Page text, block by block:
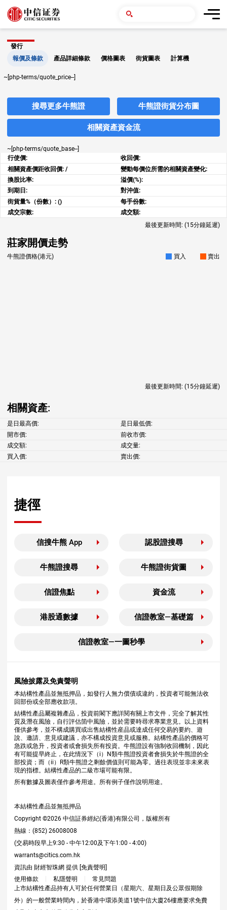
發行
報價及條款
產品詳細條款 價格圖表 街貨圖表 計算機
~[php-terms/quote_price--]
搜尋更多牛熊證 牛熊證街貨分布圖
相關資產資金流
~[php-terms/quote_base--]
行使價:
收回價:
相關資產價距收回價: /
變動每價位所需的相關資產變化:
換股比率:
溢價(%):
到期日:
對沖值:
街貨量%（份數）: ()
每手份數:
成交宗數:
成交額:
最後更新時間: (15分鐘延遲)
莊家開價走勢
牛熊證價格(港元) 買入 賣出
最後更新時間: (15分鐘延遲)
相關資產:
是日最高價:
是日最低價:
開市價:
前收市價:
成交額:
成交量:
買入價:
賣出價:
捷徑
信搜牛熊 App 認股證搜尋
牛熊證搜尋 牛熊證街貨圖
信證焦點 資金流
港股通數據 信證教室—基礎篇
信證教室—一圖秒學
風險披露及免責聲明
本結構性產品並無抵押品，如發行人無力償債或違約，投資者可能無法收
回部份或全部應收款項。
結構性產品屬複雜產品，投資前閣下應詳閱有關上市文件，完全了解其性
質及潛在風險，自行評估箇中風險，並於需要時尋求專業意見。以上資料
僅供參考，並不構成購買或出售結構性産品或達成任何交易的要約、遊
說、邀請、意見或建議，亦不構成投資意見或服務。結構性產品的價格可
急跌或急升，投資者或會損失所有投資。牛熊證設有強制收回機制，因此
有可能提早終止，在此情況下（i）N類牛熊證投資者會損失於牛熊證的全
部投資；而（ii）R類牛熊證之剩餘價值則可能為零。過往表現並非未來表
現的指標。結構性產品的二級市場可能有限。
所有數據及圖表僅作參考用途。所有例子僅作說明用途。
本結構性產品並無抵押品
Copyright ©2026 中信証券經紀(香港)有限公司，版權所有
熱線：(852) 26008008
(交易時段早上9:30 - 中午12:00及下午1:00 - 4:00)
warrants@citics.com.hk
資訊由 財經智珠網 提供 [免責聲明]
使用條款
私隱聲明
常見問題
上市結構性產品持有人可於任何營業日（星期六、星期日及公眾假期除
外）的一般營業時間內，於香港中環添美道1號中信大廈26樓應要求免費